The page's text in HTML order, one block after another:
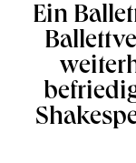
Ein